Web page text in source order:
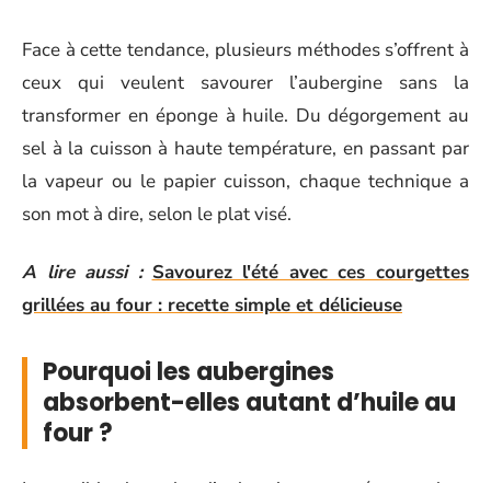
Face à cette tendance, plusieurs méthodes s’offrent à
ceux qui veulent savourer l’aubergine sans la
transformer en éponge à huile. Du dégorgement au
sel à la cuisson à haute température, en passant par
la vapeur ou le papier cuisson, chaque technique a
son mot à dire, selon le plat visé.
A lire aussi : Savourez l'été avec ces courgettes
grillées au four : recette simple et délicieuse
Pourquoi les aubergines
absorbent-elles autant d’huile au
four ?